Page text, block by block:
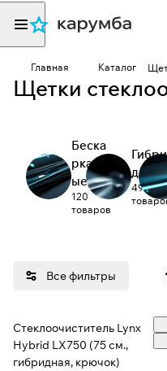
Главная Каталог
Щетки
Беска
ркасн
ые
120
товаров
Гибри
дные
49
Все фильтры
Стеклоочиститель Lynx
Hybrid LX750 (75 см.,
гибридная, крючок)